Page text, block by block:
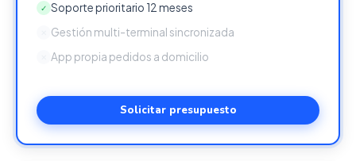
✓ Soporte prioritario 12 meses
Gestión multi-terminal sincronizada
App propia pedidos a domicilio
Solicitar presupuesto